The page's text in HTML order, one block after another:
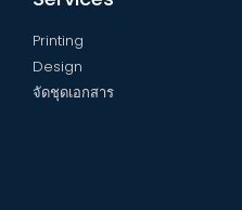
Printing
Design
จัดชุดเอกสาร